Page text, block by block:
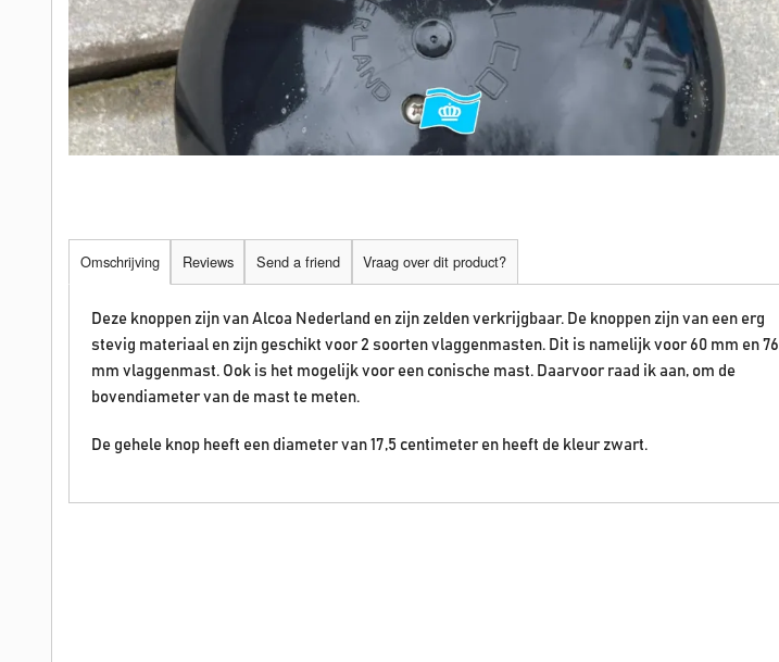
Omschrijving Reviews Send a friend Vraag over dit product?
Deze knoppen zijn van Alcoa Nederland en zijn zelden verkrijgbaar. De knoppen zijn van een erg
stevig materiaal en zijn geschikt voor 2 soorten vlaggenmasten. Dit is namelijk voor 60 mm en 76
mm vlaggenmast. Ook is het mogelijk voor een conische mast. Daarvoor raad ik aan, om de
bovendiameter van de mast te meten.
De gehele knop heeft een diameter van 17,5 centimeter en heeft de kleur zwart.